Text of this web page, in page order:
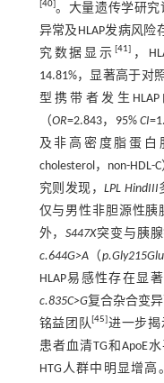
[40]。大量遗传学研究
异常及HLAP发病风险
究数据显示[41] ，
14.81%，显著高于对
型携带者发生
（OR=2.843，95% CI
及非高密度脂蛋白
cholesterol，non-
究则发现，LPL HindIII
仅与男性非胆源性胰
外，S447X突变与胰
c.644G>A（p.Gly215Glu
HLAP易感性存在显
c.835C>G复合杂合变
铭益团队[45]进一步
患者血清TG和ApoE
HTG人群中明显增